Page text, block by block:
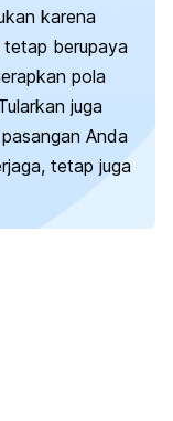
karena
berupaya
pola
juga
Anda
tetap juga